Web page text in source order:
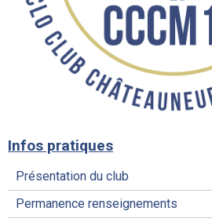
Infos pratiques
Présentation du club
Permanence renseignements